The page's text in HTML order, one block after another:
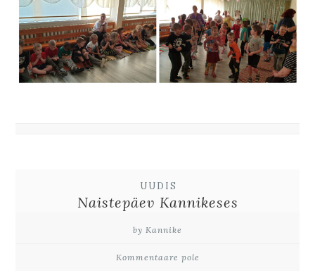
UUDIS
Naistepäev Kannikeses
by Kannike
Kommentaare pole